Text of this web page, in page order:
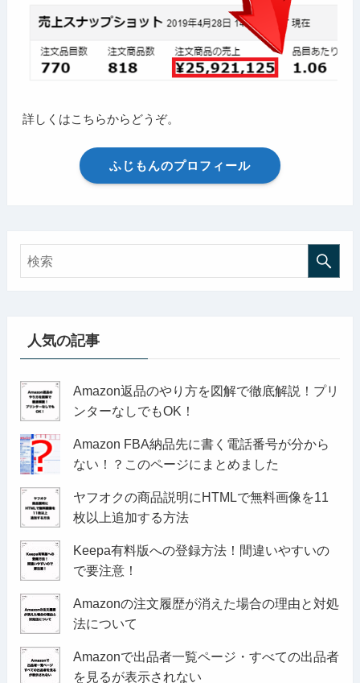
詳しくはこちらからどうぞ。
ふじもんのプロフィール
人気の記事
Amazon返品のやり方を図解で徹底解説！プリ
ンターなしでもOK！
Amazon FBA納品先に書く電話番号が分から
ない！？このページにまとめました
ヤフオクの商品説明にHTMLで無料画像を11
枚以上追加する方法
Keepa有料版への登録方法！間違いやすいの
で要注意！
Amazonの注文履歴が消えた場合の理由と対処
法について
Amazonで出品者一覧ページ・すべての出品者
を見るが表示されない